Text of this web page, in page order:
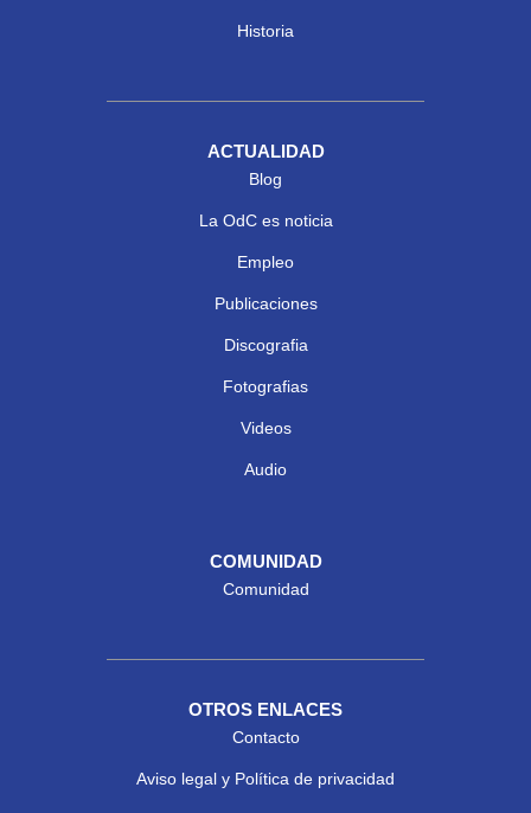
Historia
ACTUALIDAD
Blog
La OdC es noticia
Empleo
Publicaciones
Discografia
Fotografias
Videos
Audio
COMUNIDAD
Comunidad
OTROS ENLACES
Contacto
Aviso legal y Política de privacidad